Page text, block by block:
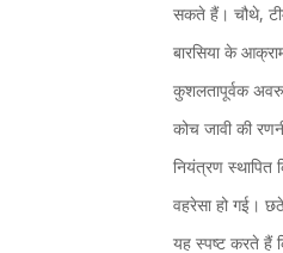
सकते हैं। चौथे,
बारसिया के
कुशलतापूर्वक
कोच जावी की
नियंत्रण स्थापित
वहरेसा हो गई।
यह स्पष्ट करते हैं